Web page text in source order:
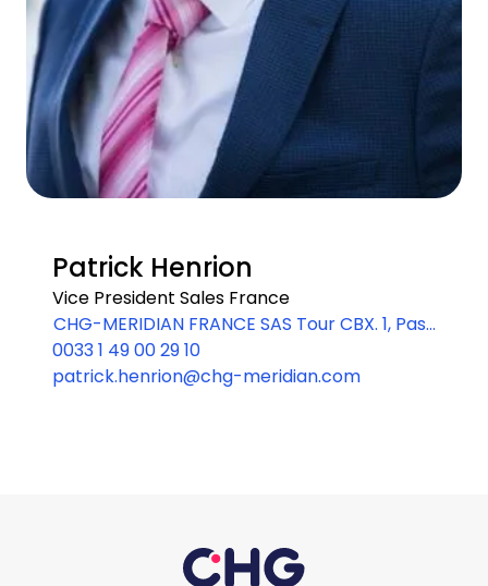
Patrick Henrion
Vice President Sales France
CHG-MERIDIAN FRANCE SAS Tour CBX. 1, Pass
erelle des reflets 92913 PARIS LA DEFENSE CE
DEX
0033 1 49 00 29 10
patrick.henrion@chg-meridian.com